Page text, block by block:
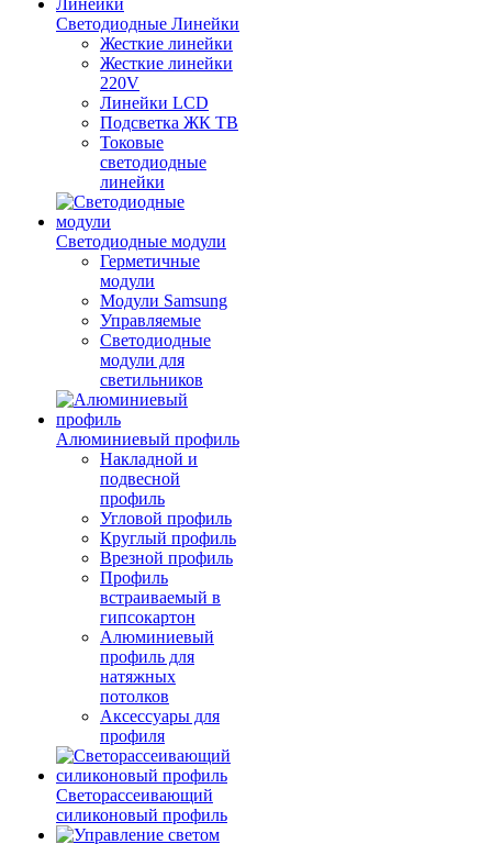
Светодиодные Линейки
Жесткие линейки
Жесткие линейки
220V
Линейки LCD
Подсветка ЖК ТВ
Токовые
светодиодные
линейки
Светодиодные модули
Герметичные
модули
Модули Samsung
Управляемые
Светодиодные
модули для
светильников
Алюминиевый профиль
Накладной и
подвесной
профиль
Угловой профиль
Круглый профиль
Врезной профиль
Профиль
встраиваемый в
гипсокартон
Алюминиевый
профиль для
натяжных
потолков
Аксессуары для
профиля
Светорассеивающий
силиконовый профиль